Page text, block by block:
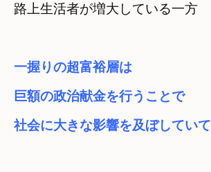
路上生活者が増大している一方
一握りの超富裕層は
巨額の政治献金を行うことで
社会に大きな影響を及ぼしていて